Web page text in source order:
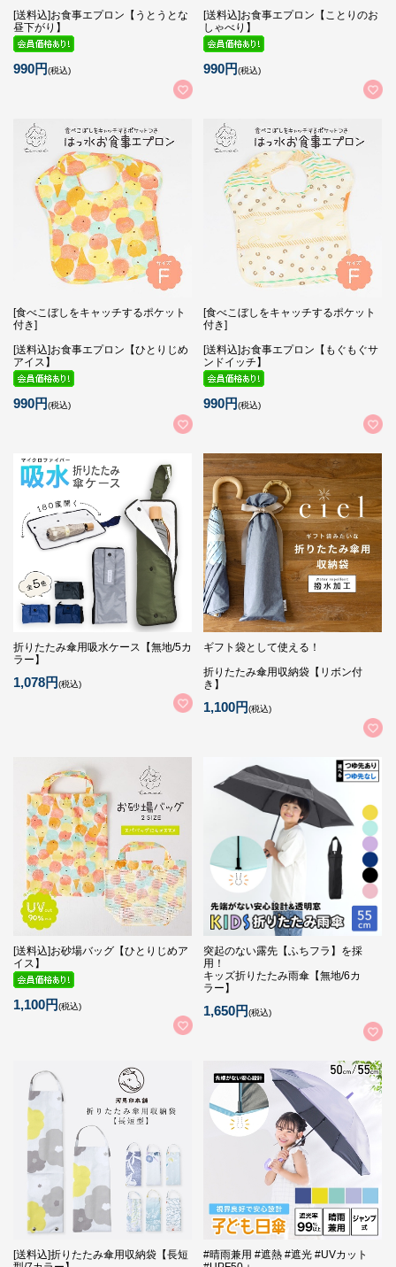
[送料込]お食事エプロン【うとうとな
昼下がり】
990円(税込)
[送料込]お食事エプロン【ことりのお
しゃべり】
990円(税込)
[食べこぼしをキャッチするポケット
付き]
[送料込]お食事エプロン【ひとりじめ
アイス】
990円(税込)
[食べこぼしをキャッチするポケット
付き]
[送料込]お食事エプロン【もぐもぐサ
ンドイッチ】
990円(税込)
折りたたみ傘用吸水ケース【無地/5カ
ラー】
1,078円(税込)
ギフト袋として使える！
折りたたみ傘用収納袋【リボン付
き】
1,100円(税込)
[送料込]お砂場バッグ【ひとりじめア
イス】
1,100円(税込)
突起のない露先【ふちフラ】を採
用！
キッズ折りたたみ雨傘【無地/6カ
ラー】
1,650円(税込)
[送料込]折りたたみ傘用収納袋【長短
#晴雨兼用 #遮熱 #遮光 #UVカット